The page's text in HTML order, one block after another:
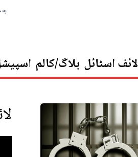
جمعہ
لائف اسٹائل بلاگ/کالم